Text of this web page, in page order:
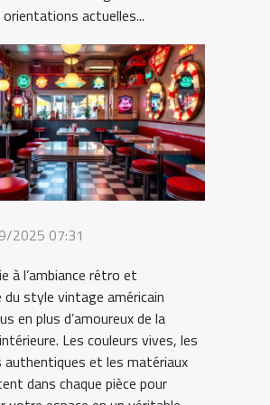
actuelles...
2025 07:31
à l’ambiance rétro et
du style vintage américain
en plus d’amoureux de la
Les couleurs vives, les
authentiques et les matériaux
dans chaque pièce pour